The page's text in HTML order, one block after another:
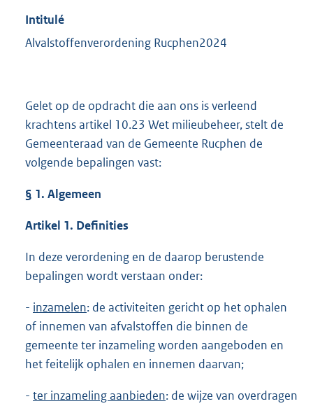
Intitulé
Alvalstoffenverordening Rucphen2024
Gelet op de opdracht die aan ons is verleend
krachtens artikel 10.23 Wet milieubeheer, stelt de
Gemeenteraad van de Gemeente Rucphen de
volgende bepalingen vast:
§ 1. Algemeen
Artikel 1. Definities
In deze verordening en de daarop berustende
bepalingen wordt verstaan onder:
- inzamelen: de activiteiten gericht op het ophalen
of innemen van afvalstoffen die binnen de
gemeente ter inzameling worden aangeboden en
het feitelijk ophalen en innemen daarvan;
- ter inzameling aanbieden: de wijze van overdragen